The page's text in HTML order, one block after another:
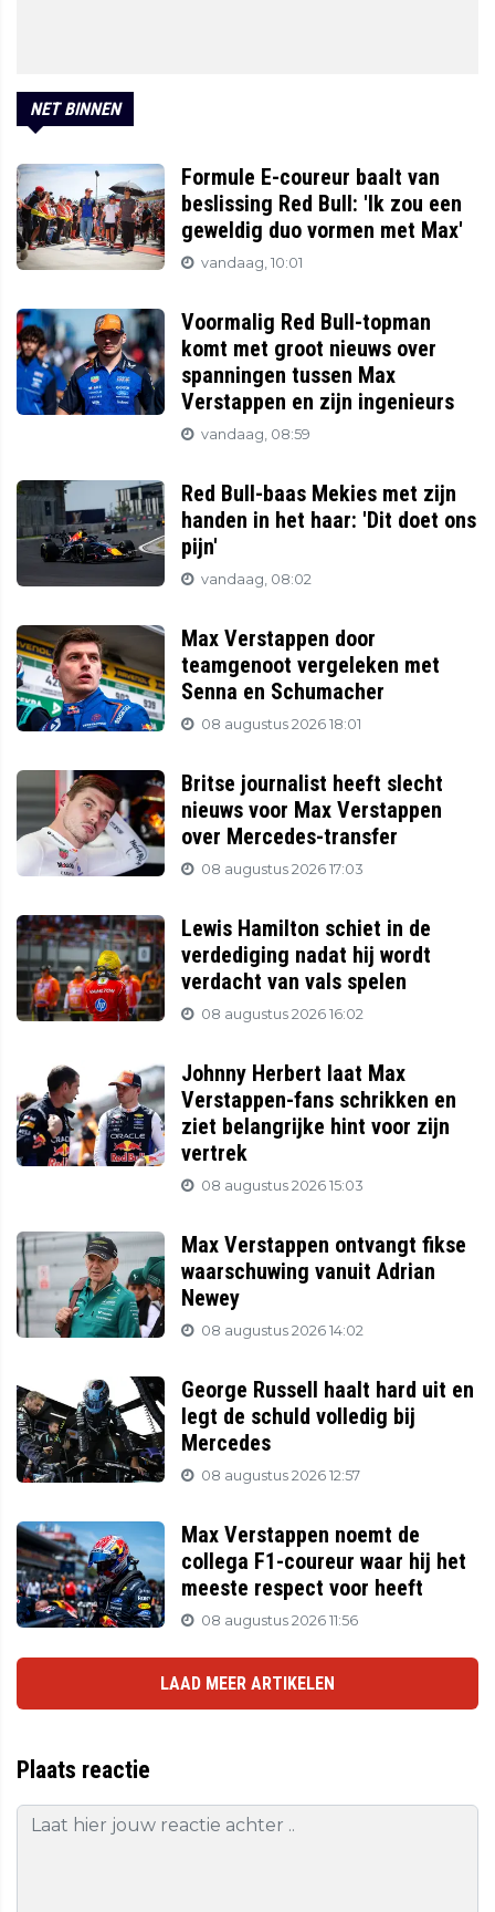
NET BINNEN
Formule E-coureur baalt van
beslissing Red Bull: 'Ik zou een
geweldig duo vormen met Max'
vandaag, 10:01
Voormalig Red Bull-topman
komt met groot nieuws over
spanningen tussen Max
Verstappen en zijn ingenieurs
vandaag, 08:59
Red Bull-baas Mekies met zijn
handen in het haar: 'Dit doet ons
pijn'
vandaag, 08:02
Max Verstappen door
teamgenoot vergeleken met
Senna en Schumacher
08 augustus 2026 18:01
Britse journalist heeft slecht
nieuws voor Max Verstappen
over Mercedes-transfer
08 augustus 2026 17:03
Lewis Hamilton schiet in de
verdediging nadat hij wordt
verdacht van vals spelen
08 augustus 2026 16:02
Johnny Herbert laat Max
Verstappen-fans schrikken en
ziet belangrijke hint voor zijn
vertrek
08 augustus 2026 15:03
Max Verstappen ontvangt fikse
waarschuwing vanuit Adrian
Newey
08 augustus 2026 14:02
George Russell haalt hard uit en
legt de schuld volledig bij
Mercedes
08 augustus 2026 12:57
Max Verstappen noemt de
collega F1-coureur waar hij het
meeste respect voor heeft
08 augustus 2026 11:56
LAAD MEER ARTIKELEN
Plaats reactie